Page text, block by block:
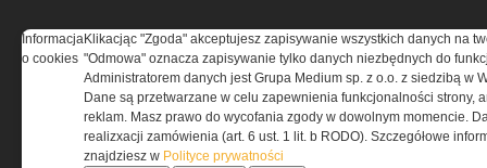
REGULAMIN
Regulamin określa zasady korzystania z portalu
www.special-ops.pl
Informacja
o cookies
Klikacjąc "Zgoda" akceptujesz zapisywanie wszystkich danych na
"Odmowa" oznacza zapisywanie tylko danych niezbędnych do
Administratorem danych jest Grupa Medium sp. z o.o. z siedzibą w
Dane są przetwarzane w celu zapewnienia funkcjonalności strony,
reklam. Masz prawo do wycofania zgody w dowolnym momencie.
realizxacji zamówienia (art. 6 ust. 1 lit. b RODO). Szczegółowe
znajdziesz w Polityce prywatności